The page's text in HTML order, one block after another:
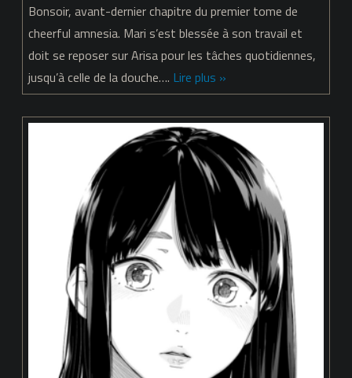
Amnesia
–
Bonsoir, avant-dernier chapitre du premier tome de
cheerful amnesia. Mari s’est blessée à son travail et
doit se reposer sur Arisa pour les tâches quotidiennes,
jusqu’à celle de la douche…. Lire plus »